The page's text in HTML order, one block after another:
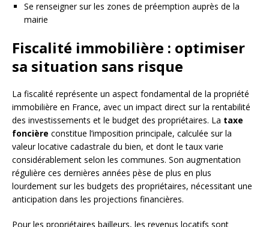
Se renseigner sur les zones de préemption auprès de la
mairie
Fiscalité immobilière : optimiser
sa situation sans risque
La fiscalité représente un aspect fondamental de la propriété
immobilière en France, avec un impact direct sur la rentabilité
des investissements et le budget des propriétaires. La taxe
foncière constitue l’imposition principale, calculée sur la
valeur locative cadastrale du bien, et dont le taux varie
considérablement selon les communes. Son augmentation
régulière ces dernières années pèse de plus en plus
lourdement sur les budgets des propriétaires, nécessitant une
anticipation dans les projections financières.
Pour les propriétaires bailleurs, les revenus locatifs sont